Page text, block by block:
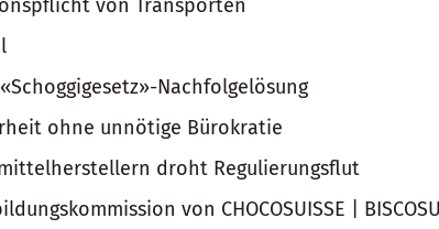
von Transporten
Nachfolgelösung
ohne unnötige Bürokratie
droht Regulierungsflut
von CHOCOSUISSE |